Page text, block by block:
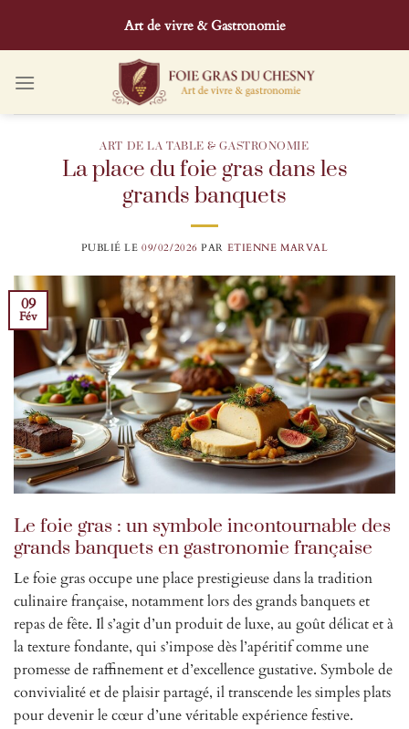
contenu
Art de vivre & Gastronomie
ART DE LA TABLE & GASTRONOMIE
La place du foie gras dans les
grands banquets
PUBLIÉ LE09/02/2026 PAR ETIENNE MARVAL
09
Fév
Le foie gras : un symbole incontournable des
grands banquets en gastronomie française
Le foie gras occupe une place prestigieuse dans la tradition
culinaire française, notamment lors des grands banquets et
repas de fête. Il s’agit d’un produit de luxe, au goût délicat et à
la texture fondante, qui s’impose dès l’apéritif comme une
promesse de raffinement et d’excellence gustative. Symbole de
convivialité et de plaisir partagé, il transcende les simples plats
pour devenir le cœur d’une véritable expérience festive.